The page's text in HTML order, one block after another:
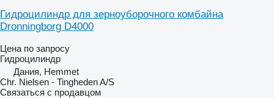
Гидроцилиндр для зерноуборочного комбайна
Dronningborg D4000
Цена по запросу
Гидроцилиндр
Дания, Hemmet
Chr. Nielsen - Tingheden A/S
Связаться с продавцом